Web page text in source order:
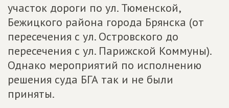
участок дороги по ул. Тюменской,
Бежицкого района города Брянска (от
пересечения с ул. Островского до
пересечения с ул. Парижской Коммуны).
Однако мероприятий по исполнению
решения суда БГА так и не были
приняты.